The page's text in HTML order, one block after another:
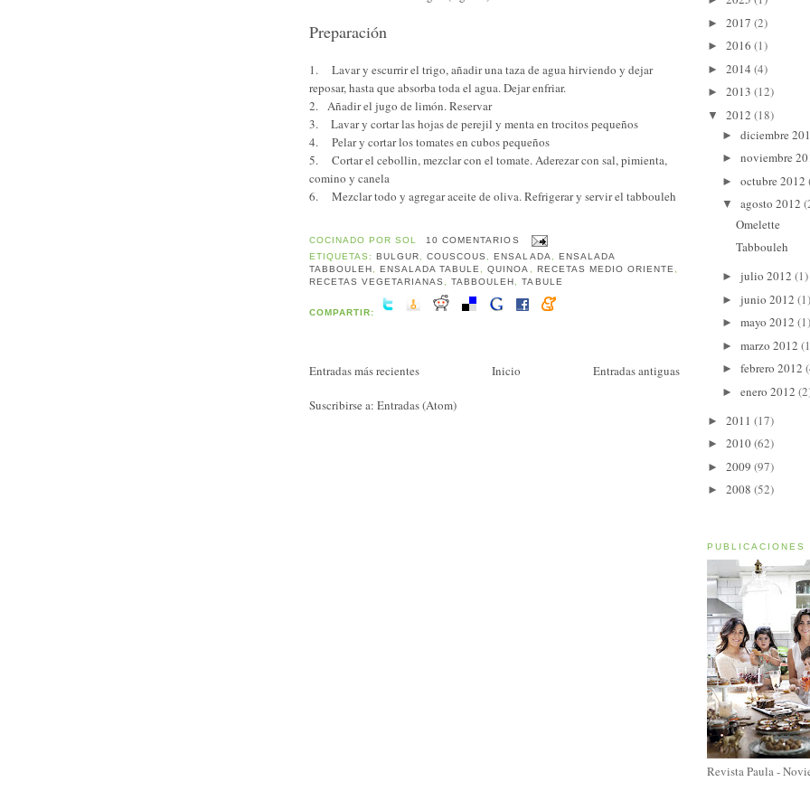
Preparación
1. Lavar y escurrir el trigo, añadir una taza de agua hirviendo y dejar
reposar, hasta que absorba toda el agua. Dejar enfriar.
2. Añadir el jugo de limón. Reservar
3. Lavar y cortar las hojas de perejil y menta en trocitos pequeños
4. Pelar y cortar los tomates en cubos pequeños
5. Cortar el cebollin, mezclar con el tomate. Aderezar con sal, pimienta,
comino y canela
6. Mezclar todo y agregar aceite de oliva. Refrigerar y servir el tabbouleh
COCINADO PORSOL
10 COMENTARIOS
ETIQUETAS:BULGUR,COUSCOUS ,ENSALADA, ENSALADA
TABBOULEH,ENSALADA TABULE,QUINOA , RECETAS MEDIO ORIENTE,
RECETAS VEGETARIANAS ,TABBOULEH,TABULE
COMPARTIR:
Entradas más recientes Entradas antiguas
Inicio
Suscribirse a: Entradas (Atom)
► 2017 (2)
► 2016 (1)
► 2014 (4)
► 2013 (12)
▼ 2012 (18)
► diciembre
► noviembre
► octubre 2012
▼ agosto 2012
Omelette
Tabbouleh
► julio 2012 (1)
► junio 2012 (1)
► mayo 2012 (1)
► marzo 2012
► febrero 2012
► enero 2012
► 2011 (17)
► 2010(62)
► 2009 (97)
► 2008 (52)
PUBLICACIONES
Revista Paula -